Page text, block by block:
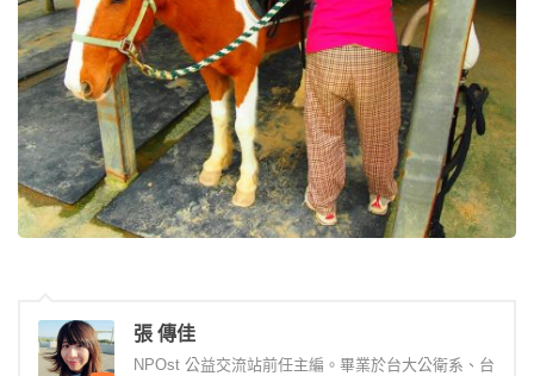
張 傳佳
NPOst 公益交流站前任主編。畢業於台大公衛系、台